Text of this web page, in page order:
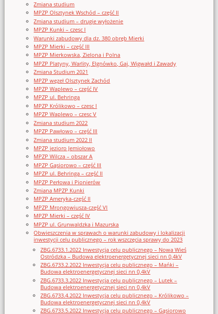
Zmiana studium
MPZP Olsztynek Wschód – część II
Zmiana studium – drugie wyłożenie
MPZP Kunki – czesc I
Warunki zabudowy dla dz. 380 obręb Mierki
MPZP Mierki – część III
MPZP Mierkowska, Zielona i Polna
MPZP Platyny, Warlity, Elgnówko, Gaj, Wigwałd i Zawady
Zmiana Studium 2021
MPZP węzeł Olsztynek Zachód
MPZP Waplewo – część IV
MPZP ul. Behringa
MPZP Królikowo – czesc I
MPZP Waplewo – czesc V
Zmiana studium 2022
MPZP Pawłowo – część III
Zmiana studium 2022 II
MPZP jezioro Jemiołowo
MPZP Wilcza – obszar A
MPZP Gąsiorowo – część III
MPZP ul. Behringa – część II
MPZP Perłowa i Pionierów
Zmiana MPZP Kunki
MPZP Ameryka-część II
MPZP Mrongowiusza-część VI
MPZP Mierki – część IV
MPZP ul. Grunwaldzka i Mazurska
Obwieszczenia w sprawach o warunki zabudowy i lokalizacji
inwestycji celu publicznego – rok wszczęcia sprawy do 2023
ZBG.6733.1.2022 Inwestycja celu publicznego – Nowa Wieś
Ostródzka – Budowa elektroenergetycznej sieci nn 0,4kV
ZBG.6733.2.2022 Inwestycja celu publicznego – Mańki –
Budowa elektroenergetycznej sieci nn 0,4kV
ZBG.6733.3.2022 Inwestycja celu publicznego – Lutek –
Budowa elektroenergetycznej sieci nn 0,4kV
ZBG.6733.4.2022 Inwestycja celu publicznego – Królikowo –
Budowa elektroenergetycznej sieci nn 0,4kV
ZBG.6733.5.2022 Inwestycja celu publicznego – Gąsiorowo